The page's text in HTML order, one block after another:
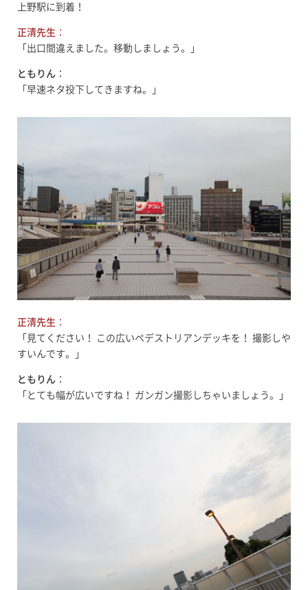
上野駅に到着！
正清先生 ：
「出口間違えました。移動しましょう。」
ともりん ：
「早速ネタ投下してきますね。」
正清先生 ：
「見てください！ この広いペデストリアンデッキを！ 撮影しや
すいんです。」
ともりん ：
「とても幅が広いですね！ ガンガン撮影しちゃいましょう。」